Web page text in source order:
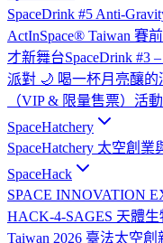
SpaceDrink #5 Anti-
ActInSpace® Taiwan 賽
才新舞台SpaceDrink #3
派對 🌙 喝一杯月亮釀的
（VIP & 限量售票） 活
SpaceHatchery
SpaceHatchery 太空創
SpaceHack
SPACE INNOVATION
HACK-4-SAGES 天體
Taiwan 2026 臺法太空創